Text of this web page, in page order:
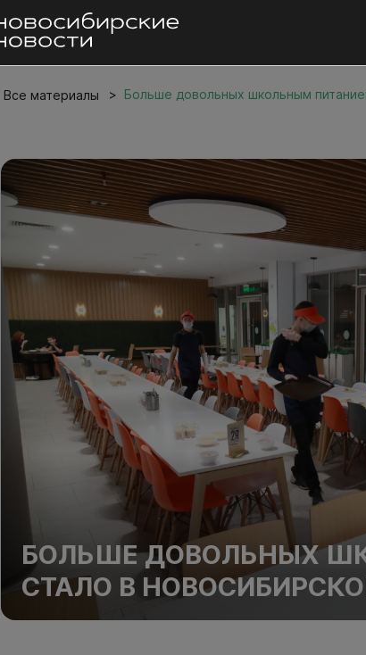
Все материалы Больше довольных школьным
БОЛЬШЕ ДОВОЛЬНЫХ
СТАЛО В